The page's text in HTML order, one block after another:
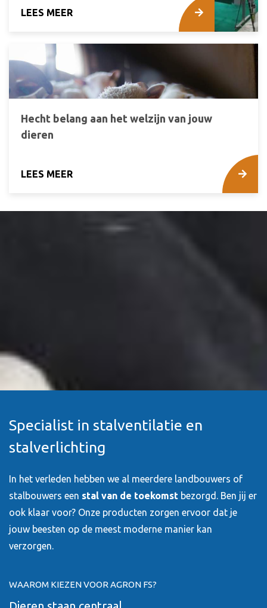
LEES MEER
Hecht belang aan het welzijn van jouw
dieren
LEES MEER
Specialist in stalventilatie en
stalverlichting
In het verleden hebben we al meerdere landbouwers of
stalbouwers een stal van de toekomst bezorgd. Ben jij er
ook klaar voor? Onze producten zorgen ervoor dat je
jouw beesten op de meest moderne manier kan
verzorgen.
WAAROM KIEZEN VOOR AGRON FS?